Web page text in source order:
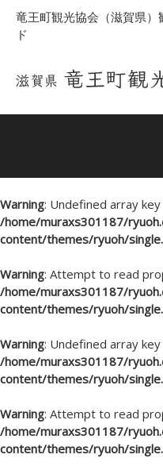
竜王町観光協会（滋賀県
ド
Warning: Undefined array key
/home/muraxs301187/
content/themes/ryuoh/
Warning: Attempt to read
/home/muraxs301187/
content/themes/ryuoh/
Warning: Undefined array key
/home/muraxs301187/
content/themes/ryuoh/
Warning: Attempt to read
/home/muraxs301187/
content/themes/ryuoh/